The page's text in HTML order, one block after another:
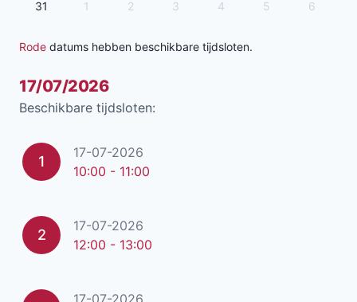
31 1 2 3 4 5 6
Rode datums hebben beschikbare tijdsloten.
17/07/2026
Beschikbare tijdsloten:
1
17-07-2026
10:00 - 11:00
2
17-07-2026
12:00 - 13:00
17-07-2026